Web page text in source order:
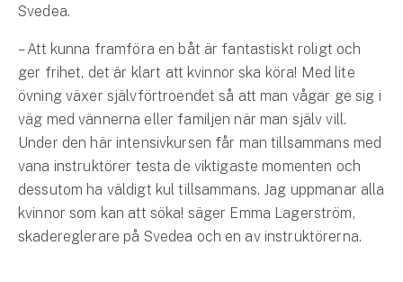
Företagsförsäkring
Bilförsäkring för företag
Släpvagnsförsäkring
Drönarförsäkring
Svedea.
– Att kunna framföra en båt är fantastiskt roligt och
ger frihet, det är klart att kvinnor ska köra! Med lite
övning växer självförtroendet så att man vågar ge sig i
väg med vännerna eller familjen när man själv vill.
Under den här intensivkursen får man tillsammans med
vana instruktörer testa de viktigaste momenten och
dessutom ha väldigt kul tillsammans. Jag uppmanar alla
kvinnor som kan att söka! säger Emma Lagerström,
skadereglerare på Svedea och en av instruktörerna.